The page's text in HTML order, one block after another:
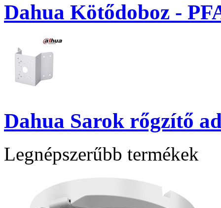
Dahua Kötődoboz -
Dahua Sarok rőgzítő
Legnépszerűbb termékek